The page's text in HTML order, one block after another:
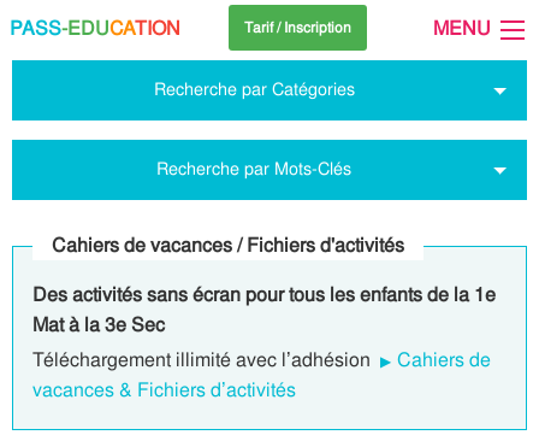
PASS-EDUCATION Tarif / Inscription MENU
Recherche par Catégories
Recherche par Mots-Clés
Cahiers de vacances / Fichiers d'activités
Des activités sans écran pour tous les enfants de la 1e
Mat à la 3e Sec
Téléchargement illimité avec l’adhésion
Cahiers de
vacances & Fichiers d’activités